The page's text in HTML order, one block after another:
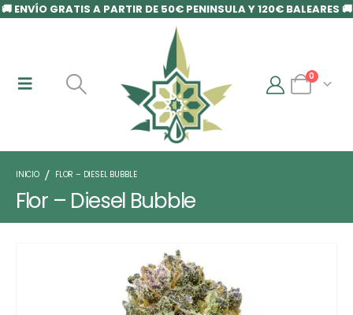
🚚 ENVÍO GRATIS A PARTIR DE 50€ PENINSULA Y 120€ BALEARES 🚚
0
INICIO FLOR – DIESEL BUBBLE
Flor – Diesel Bubble